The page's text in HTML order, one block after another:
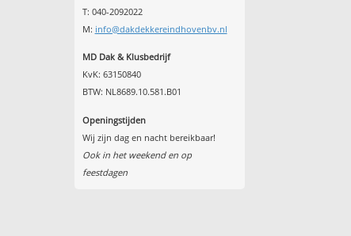
T: 040-2092022
M: info@dakdekkereindhovenbv.nl
MD Dak & Klusbedrijf
KvK: 63150840
BTW: NL8689.10.581.B01
Openingstijden
Wij zijn dag en nacht bereikbaar!
Ook in het weekend en op
feestdagen